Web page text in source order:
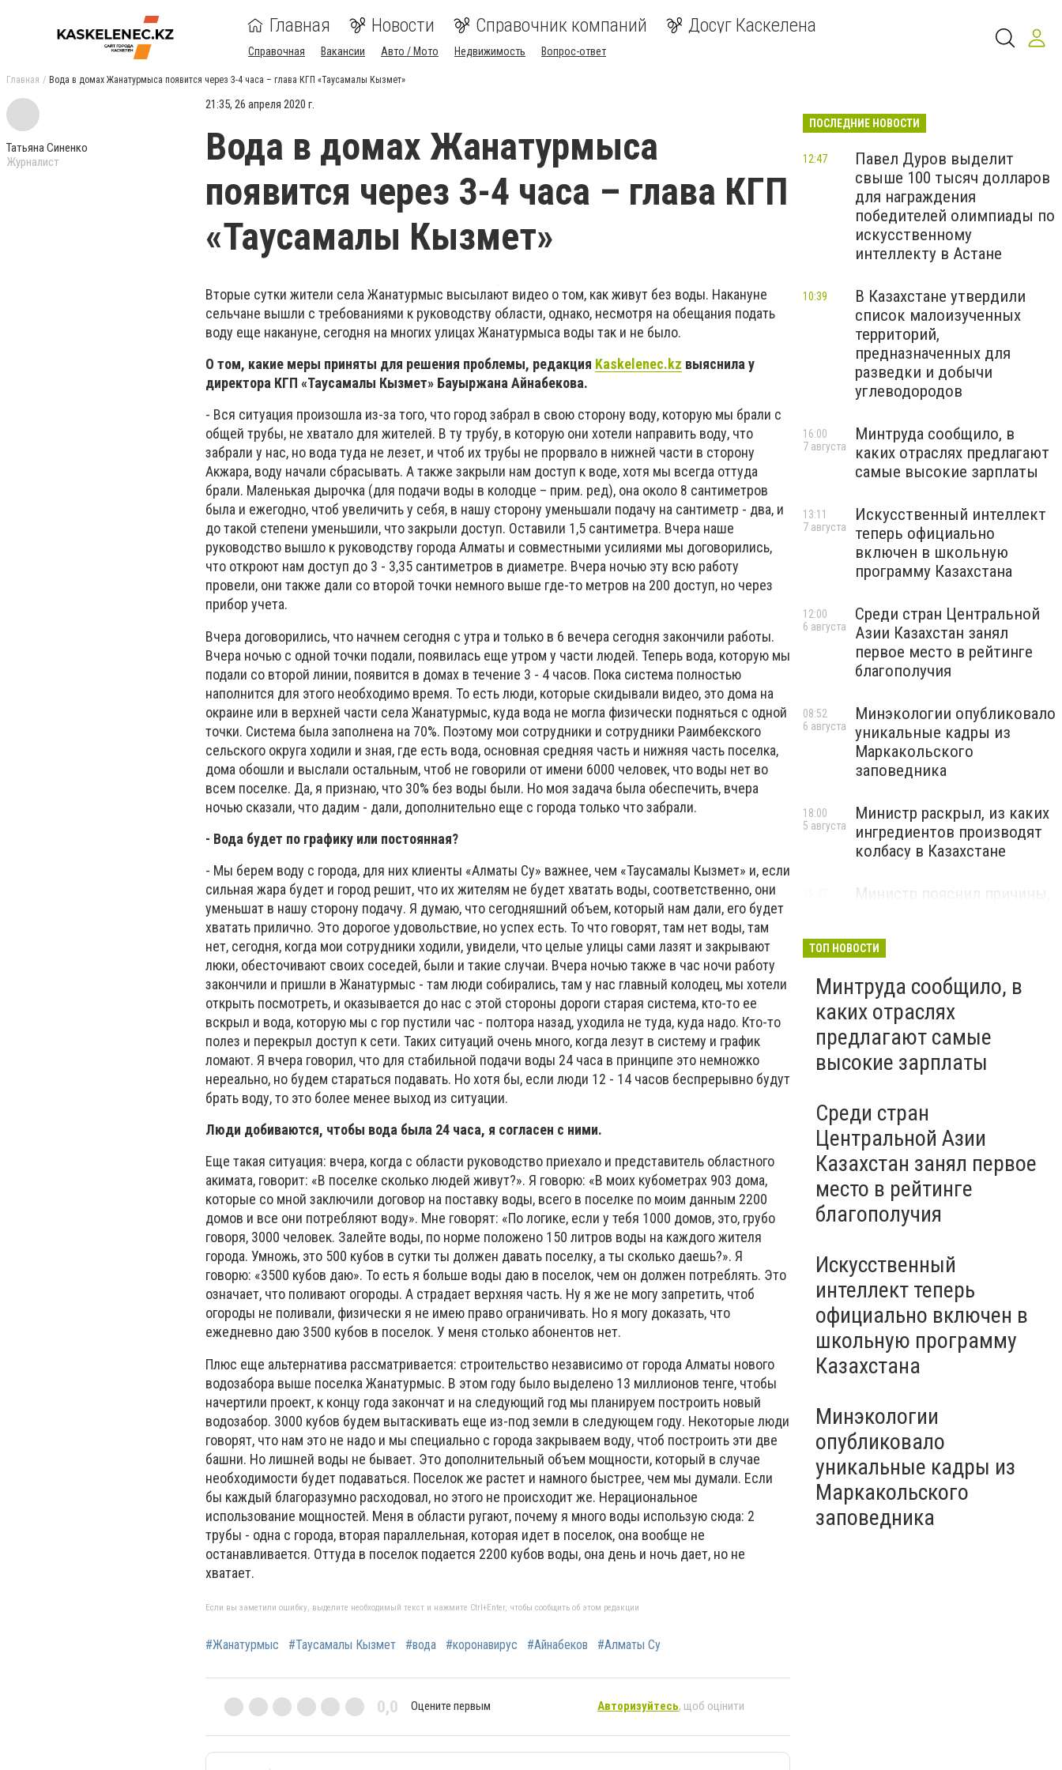
Главная Новости Справочник компаний Досуг Каскелена
Справочная Вакансии Авто / Мото Недвижимость Вопрос-ответ
Главная Вода в домах Жанатурмыса появится через 3-4 часа – глава КГП «Таусамалы Кызмет»
Татьяна Синенко
Журналист
21:35, 26 апреля 2020 г.
Вода в домах Жанатурмыса
появится через 3-4 часа – глава КГП
«Таусамалы Кызмет»
Вторые сутки жители села Жанатурмыс высылают видео о том, как живут без воды. Накануне
сельчане вышли с требованиями к руководству области, однако, несмотря на обещания подать
воду еще накануне, сегодня на многих улицах Жанатурмыса воды так и не было.
О том, какие меры приняты для решения проблемы, редакция Kaskelenec.kz выяснила у
директора КГП «Таусамалы Кызмет» Бауыржана Айнабекова.
- Вся ситуация произошла из-за того, что город забрал в свою сторону воду, которую мы брали с
общей трубы, не хватало для жителей. В ту трубу, в которую они хотели направить воду, что
забрали у нас, но вода туда не лезет, и чтоб их трубы не прорвало в нижней части в сторону
Акжара, воду начали сбрасывать. А также закрыли нам доступ к воде, хотя мы всегда оттуда
брали. Маленькая дырочка (для подачи воды в колодце – прим. ред), она около 8 сантиметров
была и ежегодно, чтоб увеличить у себя, в нашу сторону уменьшали подачу на сантиметр - два, и
до такой степени уменьшили, что закрыли доступ. Оставили 1,5 сантиметра. Вчера наше
руководство вышло к руководству города Алматы и совместными усилиями мы договорились,
что откроют нам доступ до 3 - 3,35 сантиметров в диаметре. Вчера ночью эту всю работу
провели, они также дали со второй точки немного выше где-то метров на 200 доступ, но через
прибор учета.
Вчера договорились, что начнем сегодня с утра и только в 6 вечера сегодня закончили работы.
Вчера ночью с одной точки подали, появилась еще утром у части людей. Теперь вода, которую мы
подали со второй линии, появится в домах в течение 3 - 4 часов. Пока система полностью
наполнится для этого необходимо время. То есть люди, которые скидывали видео, это дома на
окраине или в верхней части села Жанатурмыс, куда вода не могла физически подняться с одной
точки. Система была заполнена на 70%. Поэтому мои сотрудники и сотрудники Раимбекского
сельского округа ходили и зная, где есть вода, основная средняя часть и нижняя часть поселка,
дома обошли и выслали остальным, чтоб не говорили от имени 6000 человек, что воды нет во
всем поселке. Да, я признаю, что 30% без воды были. Но моя задача была обеспечить, вчера
ночью сказали, что дадим - дали, дополнительно еще с города только что забрали.
- Вода будет по графику или постоянная?
- Мы берем воду с города, для них клиенты «Алматы Су» важнее, чем «Таусамалы Кызмет» и, если
сильная жара будет и город решит, что их жителям не будет хватать воды, соответственно, они
уменьшат в нашу сторону подачу. Я думаю, что сегодняшний объем, который нам дали, его будет
хватать прилично. Это дорогое удовольствие, но успех есть. То что говорят, там нет воды, там
нет, сегодня, когда мои сотрудники ходили, увидели, что целые улицы сами лазят и закрывают
люки, обесточивают своих соседей, были и такие случаи. Вчера ночью также в час ночи работу
закончили и пришли в Жанатурмыс - там люди собирались, там у нас главный колодец, мы хотели
открыть посмотреть, и оказывается до нас с этой стороны дороги старая система, кто-то ее
вскрыл и вода, которую мы с гор пустили час - полтора назад, уходила не туда, куда надо. Кто-то
полез и перекрыл доступ к сети. Таких ситуаций очень много, когда лезут в систему и график
ломают. Я вчера говорил, что для стабильной подачи воды 24 часа в принципе это немножко
нереально, но будем стараться подавать. Но хотя бы, если люди 12 - 14 часов беспрерывно будут
брать воду, то это более менее выход из ситуации.
Люди добиваются, чтобы вода была 24 часа, я согласен с ними.
Еще такая ситуация: вчера, когда с области руководство приехало и представитель областного
акимата, говорит: «В поселке сколько людей живут?». Я говорю: «В моих кубометрах 903 дома,
которые со мной заключили договор на поставку воды, всего в поселке по моим данным 2200
домов и все они потребляют воду». Мне говорят: «По логике, если у тебя 1000 домов, это, грубо
говоря, 3000 человек. Залейте воды, по норме положено 150 литров воды на каждого жителя
города. Умножь, это 500 кубов в сутки ты должен давать поселку, а ты сколько даешь?». Я
говорю: «3500 кубов даю». То есть я больше воды даю в поселок, чем он должен потреблять. Это
означает, что поливают огороды. А страдает верхняя часть. Ну я же не могу запретить, чтоб
огороды не поливали, физически я не имею право ограничивать. Но я могу доказать, что
ежедневно даю 3500 кубов в поселок. У меня столько абонентов нет.
Плюс еще альтернатива рассматривается: строительство независимо от города Алматы нового
водозабора выше поселка Жанатурмыс. В этом году было выделено 13 миллионов тенге, чтобы
начертили проект, к концу года закончат и на следующий год мы планируем построить новый
водозабор. 3000 кубов будем вытаскивать еще из-под земли в следующем году. Некоторые люди
говорят, что нам это не надо и мы специально с города закрываем воду, чтоб построить эти две
башни. Но лишней воды не бывает. Это дополнительный объем мощности, который в случае
необходимости будет подаваться. Поселок же растет и намного быстрее, чем мы думали. Если
бы каждый благоразумно расходовал, но этого не происходит же. Нерациональное
использование мощностей. Меня в области ругают, почему я много воды использую сюда: 2
трубы - одна с города, вторая параллельная, которая идет в поселок, она вообще не
останавливается. Оттуда в поселок подается 2200 кубов воды, она день и ночь дает, но не
хватает.
Если вы заметили ошибку, выделите необходимый текст и нажмите Ctrl+Enter, чтобы сообщить об этом редакции
#Жанатурмыс #Таусамалы Кызмет #вода #коронавирус #Айнабеков #Алматы Су
0,0 Оцените первым Авторизуйтесь, щоб оцінити
ПОСЛЕДНИЕ НОВОСТИ
Павел Дуров выделит
свыше 100 тысяч долларов
для награждения
победителей олимпиады по
искусственному
интеллекту в Астане
12:47
В Казахстане утвердили
список малоизученных
территорий,
предназначенных для
разведки и добычи
углеводородов
10:39
Минтруда сообщило, в
каких отраслях предлагают
самые высокие зарплаты
16:00
7 августа
Искусственный интеллект
теперь официально
включен в школьную
программу Казахстана
13:11
7 августа
Среди стран Центральной
Азии Казахстан занял
первое место в рейтинге
благополучия
12:00
6 августа
Минэкологии опубликовало
уникальные кадры из
Маркакольского
заповедника
08:52
6 августа
Министр раскрыл, из каких
ингредиентов производят
колбасу в Казахстане
18:00
5 августа
Министр пояснил причины,
импортных
ТОП НОВОСТИ
Минтруда сообщило, в
каких отраслях
предлагают самые
высокие зарплаты
Среди стран
Центральной Азии
Казахстан занял первое
место в рейтинге
благополучия
Искусственный
интеллект теперь
официально включен в
школьную программу
Казахстана
Минэкологии
опубликовало
уникальные кадры из
Маркакольского
заповедника